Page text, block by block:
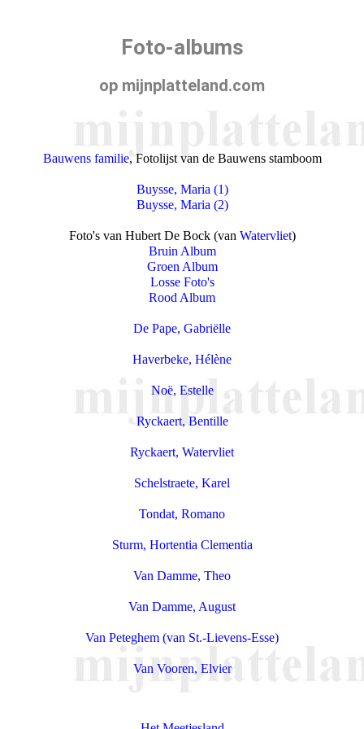
Foto-albums
op mijnplatteland.com
Bauwens familie, Fotolijst van de Bauwens stamboom
Buysse, Maria (1)
Buysse, Maria (2)
Foto's van Hubert De Bock (van Watervliet)
Bruin Album
Groen Album
Losse Foto's
Rood Album
De Pape, Gabriëlle
Haverbeke, Hélène
Noë, Estelle
Ryckaert, Bentille
Ryckaert, Watervliet
Schelstraete, Karel
Tondat, Romano
Sturm, Hortentia Clementia
Van Damme, Theo
Van Damme, August
Van Peteghem (van St.-Lievens-Esse)
Van Vooren, Elvier